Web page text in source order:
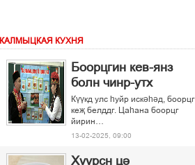
КАЛМЫЦКАЯ КУХНЯ
Боорцгин кев-янз
болн чинр-утх
Күүкд улс һуйр искәһәд, боорцг
кеҗ белддг. Цаһана боорцг
йирин…
13-02-2025, 09:00
Хуурсн ці